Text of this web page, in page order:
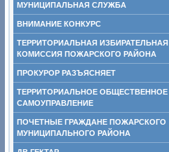
МУНИЦИПАЛЬНАЯ СЛУЖБА
ВНИМАНИЕ КОНКУРС
ТЕРРИТОРИАЛЬНАЯ ИЗБИРАТЕЛЬНАЯ
КОМИССИЯ ПОЖАРСКОГО РАЙОНА
ПРОКУРОР РАЗЪЯСНЯЕТ
ТЕРРИТОРИАЛЬНОЕ ОБЩЕСТВЕННОЕ
САМОУПРАВЛЕНИЕ
ПОЧЕТНЫЕ ГРАЖДАНЕ ПОЖАРСКОГО
МУНИЦИПАЛЬНОГО РАЙОНА